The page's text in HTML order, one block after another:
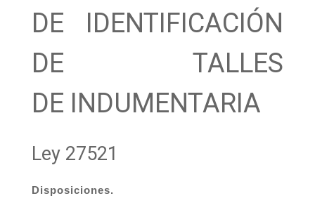
DE IDENTIFICACIÓN
DE TALLES
DE INDUMENTARIA
Ley 27521
Disposiciones.